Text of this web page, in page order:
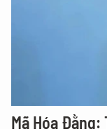
Mã Hóa